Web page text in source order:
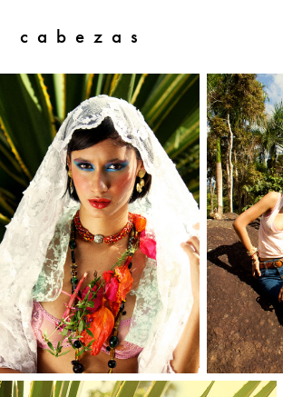
c  a  b  e  z  a  s